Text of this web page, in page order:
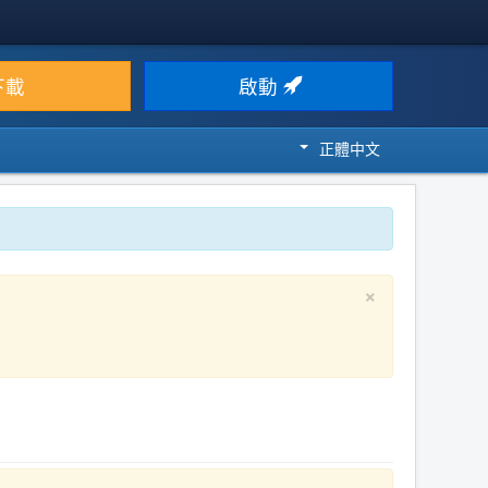
載 啟動
正體中文
×